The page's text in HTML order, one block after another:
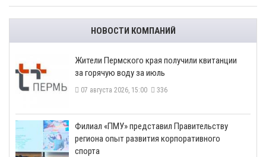
НОВОСТИ КОМПАНИЙ
​Жители Пермского края получили квитанции
за горячую воду за июль
07 августа 2026, 15:00 336
​Филиал «ПМУ» представил Правительству
региона опыт развития корпоративного
спорта